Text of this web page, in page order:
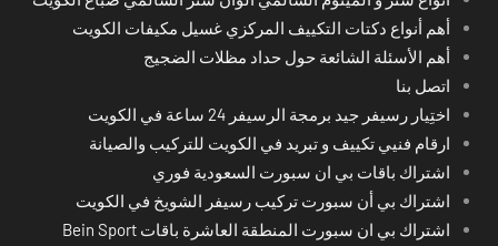
أهم أنواع دكتات التكييف المركزي غسيل مكيفات الكويت
أهم الأسئلة الشائعة حول حداد مظلات الضجيج
اتصل بنا
اختِيار رسيفر جيد برمجة الرسيفر 24 ساعة في الكويت
ارقام فنيي تكييف و تبريد في الكويت للتركيب والصيانة
اشتراك باقات بي ان سبورت السعودية فوري
اشتراك بي أن سبورت تركيب رسيفر الشويخ في الكويت
اشتراك بي ان سبورت المنطقة العاشرة باقات Bein Sport